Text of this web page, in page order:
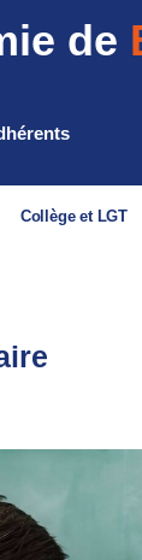
de
Collège et LGT